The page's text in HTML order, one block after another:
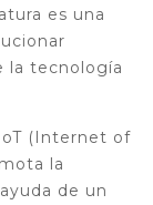
es una
la tecnología
(Internet of
la
de un